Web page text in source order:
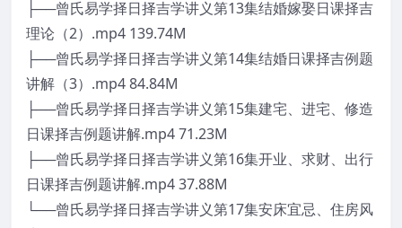
├──曾氏易学择日择吉学讲义第13集结婚嫁娶日课择吉
理论（2）.mp4 139.74M
├──曾氏易学择日择吉学讲义第14集结婚日课择吉例题
讲解（3）.mp4 84.84M
├──曾氏易学择日择吉学讲义第15集建宅、进宅、修造
日课择吉例题讲解.mp4 71.23M
├──曾氏易学择日择吉学讲义第16集开业、求财、出行
日课择吉例题讲解.mp4 37.88M
└──曾氏易学择日择吉学讲义第17集安床宜忌、住房风